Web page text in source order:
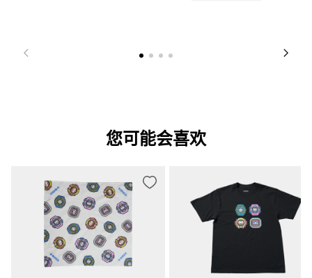
您可能会喜欢